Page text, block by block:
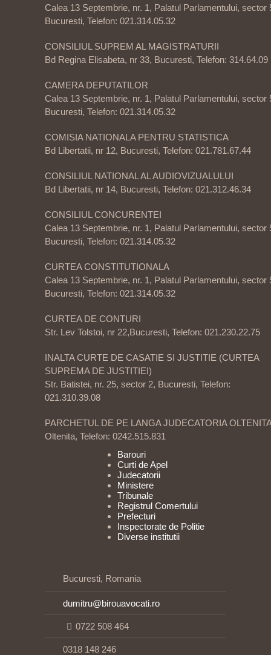
Calea 13 Septembrie, nr. 1, Palatul Parlamentului, sector
Bucuresti, Telefon: 021.314.05.32
CONSILIUL SUPREM AL MAGISTRATURII
Bd Regina Elisabeta, nr 33, Bucuresti, Telefon: 314.64.09
CAMERA DEPUTATILOR
Calea 13 Septembrie, nr. 1, Palatul Parlamentului, sector
Bucuresti, Telefon: 021.314.05.32
COMISIA NATIONALA PENTRU STATISTICA
Bd Libertatii, nr 12, Bucuresti, Telefon: 021.781.67.44
CONSILIUL NATIONAL AL AUDIOVIZUALULUI
Bd Libertatii, nr 14, Bucuresti, Telefon: 021.312.46.34
CONSILIUL CONCURENTEI
Calea 13 Septembrie, nr. 1, Palatul Parlamentului, sector
Bucuresti, Telefon: 021.314.05.32
CURTEA CONSTITUTIONALA
Calea 13 Septembrie, nr. 1, Palatul Parlamentului, sector
Bucuresti, Telefon: 021.314.05.32
CURTEA DE CONTURI
Str. Lev Tolstoi, nr 22,Bucuresti, Telefon: 021.230.22.75
INALTA CURTE DE CASATIE SI JUSTITIE (CURTEA
SUPREMA DE JUSTITIEI)
Str. Batistei, nr. 25, sector 2, Bucuresti, Telefon:
021.310.39.08
PARCHETUL DE PE LANGA JUDECATORIA
Oltenita, Telefon: 0242.515.831
Barouri
Curti de Apel
Judecatorii
Ministere
Tribunale
Registrul Comertului
Prefecturi
Inspectorate de Politie
Diverse institutii
Bucuresti, Romania
dumitru@birouavocati.ro
0722 508 464
0318 148 246